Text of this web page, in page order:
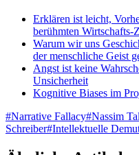
Erklären ist leicht,
berühmten Wirtschafts-
Warum wir uns
der menschliche Geist
Angst ist keine
Unsicherheit
Kognitive Biases im
#Narrative Fallacy#Nassim
Schreiber#Intellektuelle